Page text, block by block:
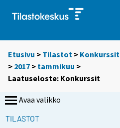
Etusivu > Tilastot > Konkurssit
> 2017 > tammikuu >
Laatuseloste: Konkurssit
Avaa valikko
TILASTOT